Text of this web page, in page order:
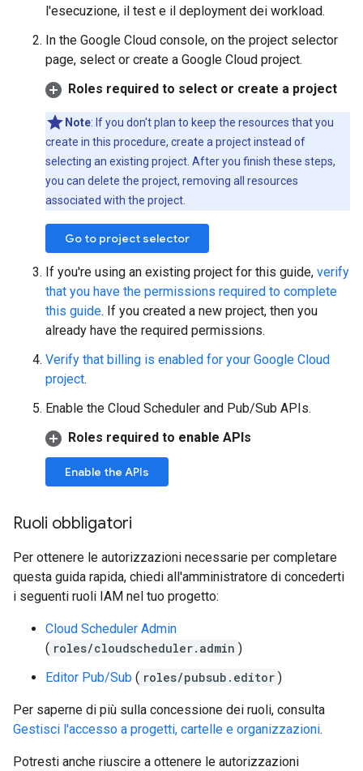
l'esecuzione, il test e il deployment dei workload.
In the Google Cloud console, on the project selector
page, select or create a Google Cloud project.
Roles required to select or create a project
Note: If you don't plan to keep the resources that you
create in this procedure, create a project instead of
selecting an existing project. After you finish these steps,
you can delete the project, removing all resources
associated with the project.
Go to project selector
If you're using an existing project for this guide, verify
that you have the permissions required to complete
this guide. If you created a new project, then you
already have the required permissions.
Verify that billing is enabled for your Google Cloud
project.
Enable the Cloud Scheduler and Pub/Sub APIs.
Roles required to enable APIs
Enable the APIs
Ruoli obbligatori
Per ottenere le autorizzazioni necessarie per completare
questa guida rapida, chiedi all'amministratore di concederti
i seguenti ruoli IAM nel tuo progetto:
Cloud Scheduler Admin
( roles/cloudscheduler.admin )
Editor Pub/Sub ( roles/pubsub.editor )
Per saperne di più sulla concessione dei ruoli, consulta
Gestisci l'accesso a progetti, cartelle e organizzazioni.
Potresti anche riuscire a ottenere le autorizzazioni